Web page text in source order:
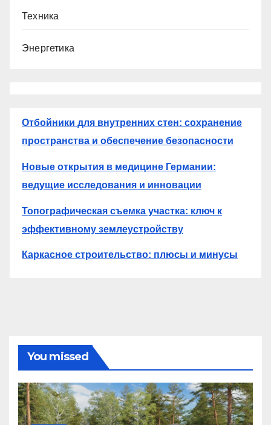
Техника
Энергетика
Отбойники для внутренних стен: сохранение
пространства и обеспечение безопасности
Новые открытия в медицине Германии:
ведущие исследования и инновации
Топографическая съемка участка: ключ к
эффективному землеустройству
Каркасное строительство: плюсы и минусы
You missed